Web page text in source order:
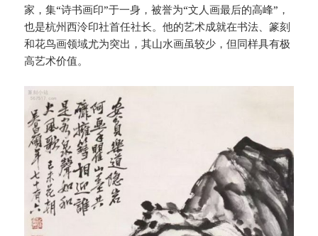
家，集“诗书画印”于一身，被誉为“文人画最后的高峰”，
也是杭州西泠印社首任社长。他的艺术成就在书法、篆刻
和花鸟画领域尤为突出，其山水画虽较少，但同样具有极
高艺术价值。